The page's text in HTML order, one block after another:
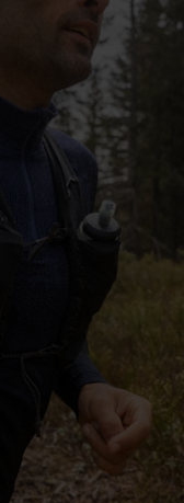
-10°
-15°
-20°
-25°
-30°